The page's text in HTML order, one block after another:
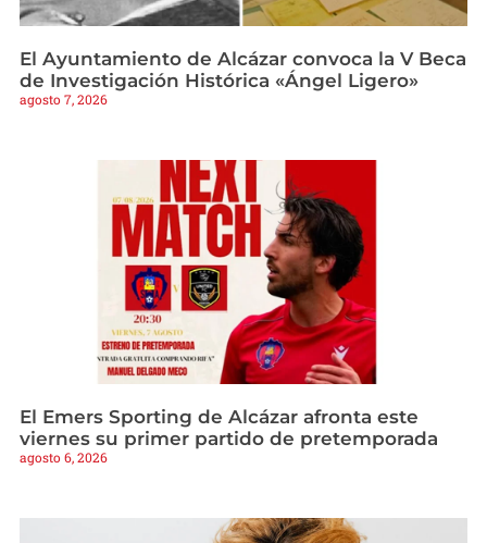
El Ayuntamiento de Alcázar convoca la V Beca
de Investigación Histórica «Ángel Ligero»
agosto 7, 2026
El Emers Sporting de Alcázar afronta este
viernes su primer partido de pretemporada
agosto 6, 2026